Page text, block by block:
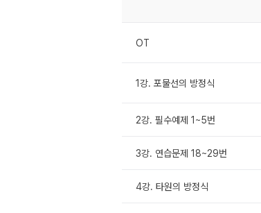
OT
1강. 포물선의 방정식
2강. 필수예제 1~5번
3강. 연습문제 18~29번
4강. 타원의 방정식